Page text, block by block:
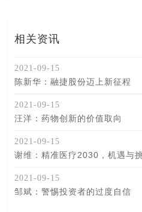
相关资讯
2021-09-15
陈新华：融捷股份迈上新征程
2021-09-15
汪洋：药物创新的价值取向
2021-09-15
谢维：精准医疗2030，机遇与
2021-09-15
邹斌：警惕投资者的过度自信